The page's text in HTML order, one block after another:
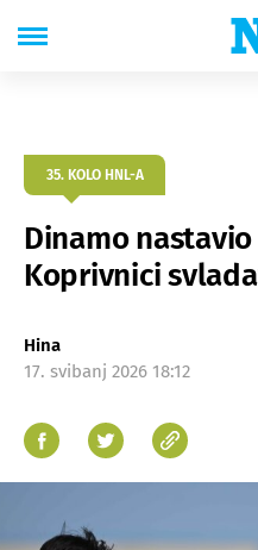
35. KOLO HNL-A
Dinamo
Koprivnici
Hina
17. svibanj 2026 18:12